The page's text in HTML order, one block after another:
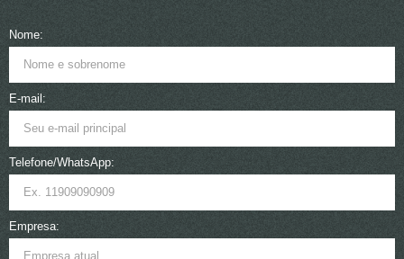
Nome:
E-mail:
Telefone/WhatsApp:
Empresa: